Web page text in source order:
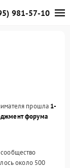
981-57-10
прошла 1-
форума
около 500